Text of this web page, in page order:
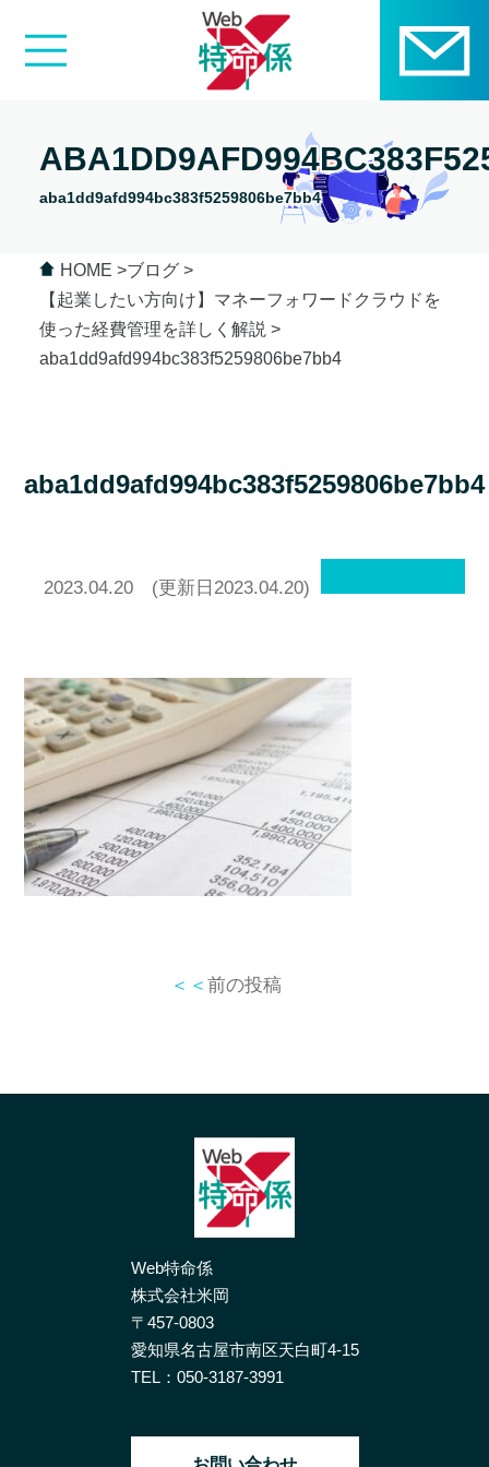
aba1dd9afd994bc383f5259806be7bb4
HOME
ブログ
【起業したい方向け】マネーフォワードクラウドを
使った経費管理を詳しく解説
aba1dd9afd994bc383f5259806be7bb4
aba1dd9afd994bc383f5259806be7bb4
2023.04.20(更新日2023.04.20)
＜＜ 前の投稿
Web特命係
株式会社米岡
〒457-0803
愛知県名古屋市南区天白町4-15
TEL： 050-3187-3991